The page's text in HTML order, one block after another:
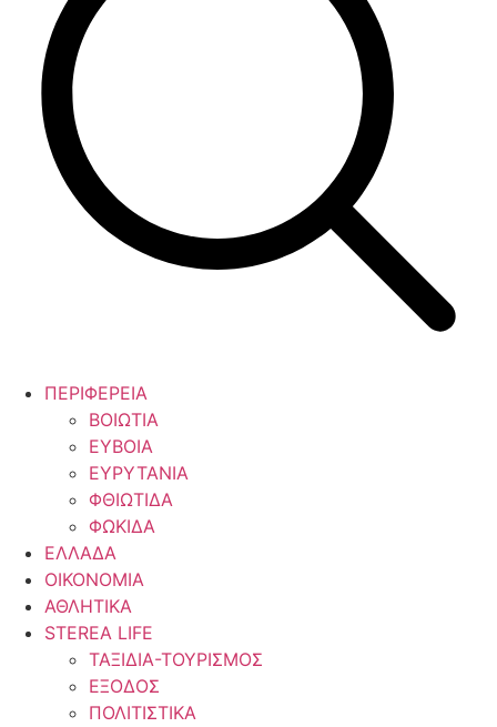
ΠΕΡΙΦΕΡΕΙΑ
ΒΟΙΩΤΙΑ
ΕΥΒΟΙΑ
ΕΥΡΥΤΑΝΙΑ
ΦΘΙΩΤΙΔΑ
ΦΩΚΙΔΑ
ΕΛΛΑΔΑ
ΟΙΚΟΝΟΜΙΑ
ΑΘΛΗΤΙΚΑ
STEREA LIFE
ΤΑΞΙΔΙΑ-ΤΟΥΡΙΣΜΟΣ
ΕΞΟΔΟΣ
ΠΟΛΙΤΙΣΤΙΚΑ